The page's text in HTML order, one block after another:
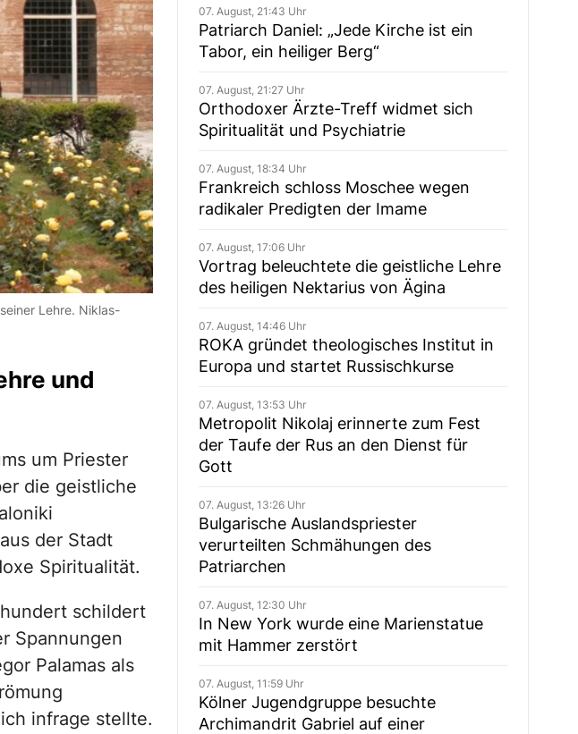
Lehre. Niklas-
und
um Priester
die geistliche
der Stadt
Spiritualität.
schildert
Spannungen
Palamas als
infrage stellte.
07. August, 21:43 Uhr
Patriarch Daniel: „Jede Kirche ist ein
Tabor, ein heiliger Berg“
07. August, 21:27 Uhr
Orthodoxer Ärzte-Treff widmet sich
Spiritualität und Psychiatrie
07. August, 18:34 Uhr
Frankreich schloss Moschee wegen
radikaler Predigten der Imame
07. August, 17:06 Uhr
Vortrag beleuchtete die geistliche Lehre
des heiligen Nektarius von Ägina
07. August, 14:46 Uhr
ROKA gründet theologisches Institut in
Europa und startet Russischkurse
07. August, 13:53 Uhr
Metropolit Nikolaj erinnerte zum Fest
der Taufe der Rus an den Dienst für
Gott
07. August, 13:26 Uhr
Bulgarische Auslandspriester
verurteilten Schmähungen des
Patriarchen
07. August, 12:30 Uhr
In New York wurde eine Marienstatue
mit Hammer zerstört
07. August, 11:59 Uhr
Kölner Jugendgruppe besuchte
Archimandrit Gabriel auf einer